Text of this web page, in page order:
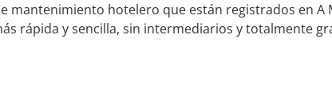
mantenimiento hotelero que están registrados en A
rápida y sencilla, sin intermediarios y totalmente